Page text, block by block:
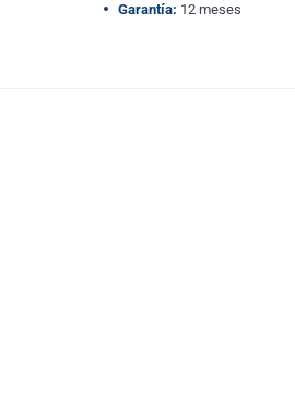
Garantía: 12 meses